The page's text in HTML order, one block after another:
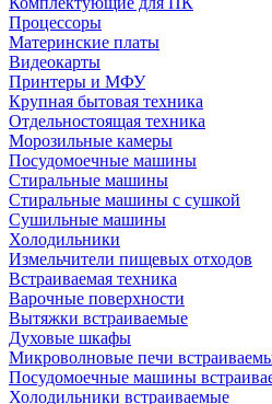
Процессоры
Материнские платы
Видеокарты
Принтеры и МФУ
Крупная бытовая техника
Отдельностоящая техника
Морозильные камеры
Посудомоечные машины
Стиральные машины
Стиральные машины с сушкой
Сушильные машины
Холодильники
Измельчители пищевых отходов
Встраиваемая техника
Варочные поверхности
Вытяжки встраиваемые
Духовые шкафы
Микроволновые печи
Посудомоечные машины
Холодильники встраиваемые